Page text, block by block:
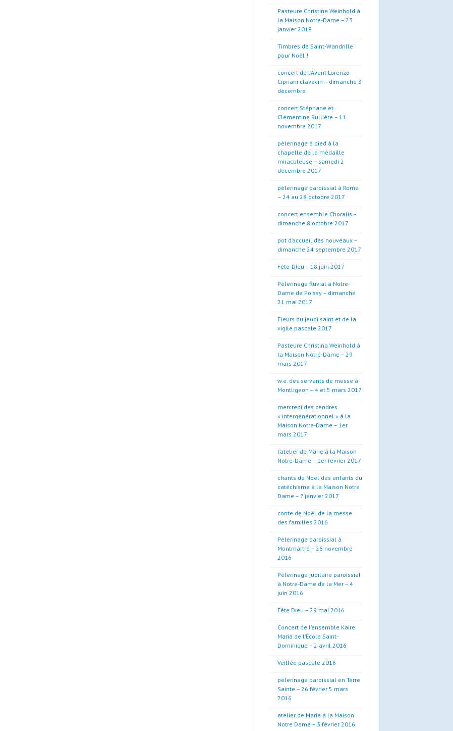
Pasteure Christina Weinhold à
la Maison Notre-Dame – 23
janvier 2018
Timbres de Saint-Wandrille
pour Noël !
concert de l’Avent Lorenzo
Cipriani clavecin – dimanche 3
décembre
concert Stéphane et
Clémentine Rullière – 11
novembre 2017
pèlerinage à pied à la
chapelle de la médaille
miraculeuse – samedi 2
décembre 2017
pèlerinage paroissial à Rome
– 24 au 28 octobre 2017
concert ensemble Choralis –
dimanche 8 octobre 2017
pot d’accueil des nouveaux –
dimanche 24 septembre 2017
Fête-Dieu – 18 juin 2017
Pèlerinage fluvial à Notre-
Dame de Poissy – dimanche
21 mai 2017
Fleurs du jeudi saint et de la
vigile pascale 2017
Pasteure Christina Weinhold à
la Maison Notre-Dame – 29
mars 2017
w.e. des servants de messe à
Montligeon – 4 et 5 mars 2017
mercredi des cendres
« intergénérationnel » à la
Maison Notre-Dame – 1er
mars 2017
l’atelier de Marie à la Maison
Notre-Dame – 1er février 2017
chants de Noël des enfants du
catéchisme à la Maison Notre
Dame – 7 janvier 2017
conte de Noël de la messe
des familles 2016
Pèlerinage paroissial à
Montmartre – 26 novembre
2016
Pèlerinage jubilaire paroissial
à Notre-Dame de la Mer – 4
juin 2016
Fête Dieu – 29 mai 2016
Concert de l’ensemble Kaire
Maria de l’École Saint-
Dominique – 2 avril 2016
Veillée pascale 2016
pèlerinage paroissial en Terre
Sainte – 26 février 5 mars
2016
atelier de Marie à la Maison
Notre Dame – 3 février 2016